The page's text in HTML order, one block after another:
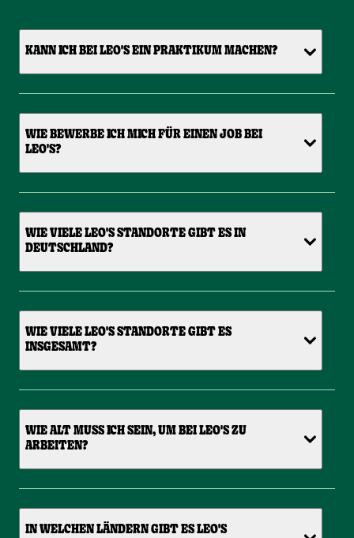
KANN ICH BEI LEO'S EIN PRAKTIKUM MACHEN?
WIE BEWERBE ICH MICH FÜR EINEN JOB BEI
LEO'S?
WIE VIELE LEO'S STANDORTE GIBT ES IN
DEUTSCHLAND?
WIE VIELE LEO'S STANDORTE GIBT ES
INSGESAMT?
WIE ALT MUSS ICH SEIN, UM BEI LEO'S ZU
ARBEITEN?
IN WELCHEN LÄNDERN GIBT ES LEO'S